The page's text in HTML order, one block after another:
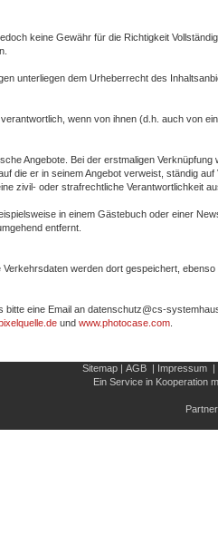
keine Gewähr für die Richtigkeit
unterliegen dem Urheberrecht des
wenn von ihnen (d.h. auch von
Angebote. Bei der erstmaligen
die er in seinem Angebot verweist, ständig
zivil- oder strafrechtliche Verantwortlichkeit
in einem Gästebuch oder einer
entfernt.
werden dort gespeichert, ebenso
bitte eine Email an datenschutz@cs-
und www.photocase.com
Sitemap| AGB| Impressum|
Ein Service in Kooperation